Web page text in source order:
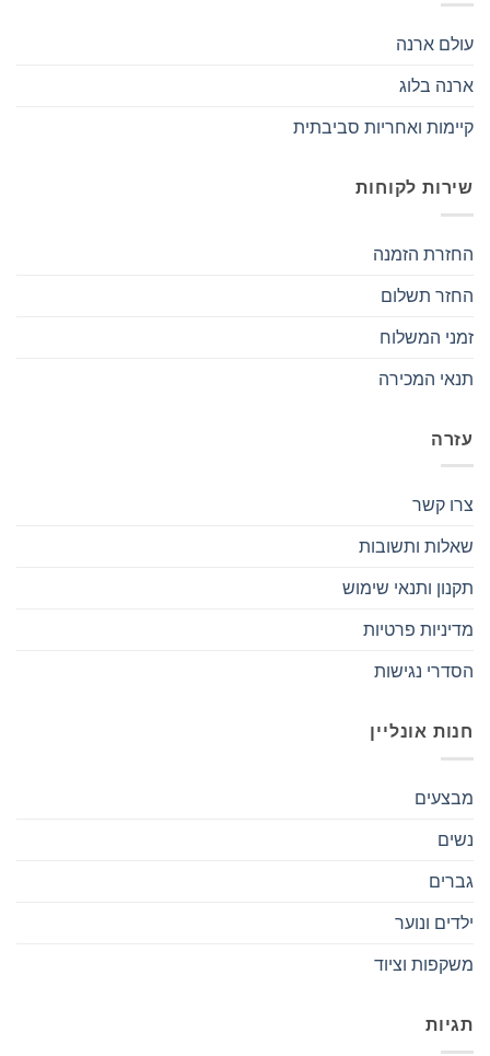
עולם ארנה
ארנה בלוג
קיימות ואחריות סביבתית
שירות לקוחות
החזרת הזמנה
החזר תשלום
זמני המשלוח
תנאי המכירה
עזרה
צרו קשר
שאלות ותשובות
תקנון ותנאי שימוש
מדיניות פרטיות
הסדרי נגישות
חנות אונליין
מבצעים
נשים
גברים
ילדים ונוער
משקפות וציוד
תגיות